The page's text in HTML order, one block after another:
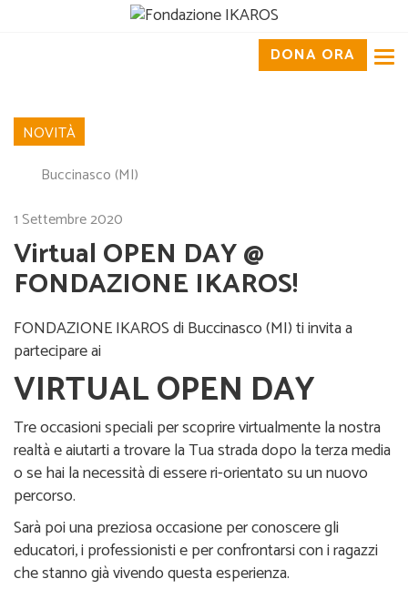
DONA ORA
NOVITÀ
Buccinasco (MI)
1 Settembre 2020
Virtual OPEN DAY @
FONDAZIONE IKAROS!
FONDAZIONE IKAROS di Buccinasco (MI) ti invita a
partecipare ai
VIRTUAL OPEN DAY
Tre occasioni speciali per scoprire virtualmente la nostra
realtà e aiutarti a trovare la Tua strada dopo la terza media
o se hai la necessità di essere ri-orientato su un nuovo
percorso.
Sarà poi una preziosa occasione per conoscere gli
educatori, i professionisti e per confrontarsi con i ragazzi
che stanno già vivendo questa esperienza.